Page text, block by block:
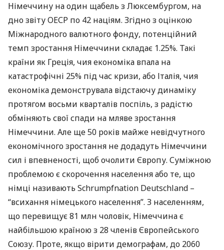
Німеччину на один щабель з Люксембургом, на
дно звітуОЕСР по 42 націям. Згідно з оцінкою
Міжнародного валютного фонду, потенційний
темп зростання Німеччини складає 1.25%. Такі
країни як Греція, чия економіка впала на
катастрофічні 25% під час кризи, або Італія, чия
економіка демонструвала відстаючу динаміку
протягом восьми кварталів поспіль, з радістю
обміняють свої спади на мляве зростання
Німеччини. Але ще 50 років майже невідчутного
економічного зростання не додадуть Німеччини
сил і впевненості, щоб очолити Європу. Суміжною
проблемою є скорочення населення або те, що
німці називають Schrumpfnation Deutschland –
“всихання німецького населення”. З населенням,
що перевищує 81 млн чоловік, Німеччина є
найбільшою країною з 28 членів Європейського
Союзу. Проте, якщо вірити демографам, до 2060